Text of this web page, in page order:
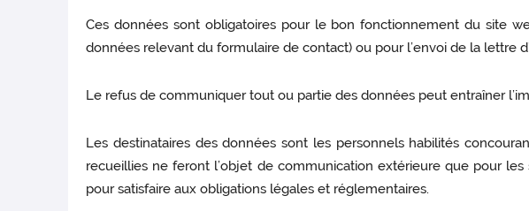
Ces données sont obligatoires pour le bon fonctionnement du site
données relevant du formulaire de contact) ou pour l’envoi de la lettre
Le refus de communiquer tout ou partie des données peut entraîner
Les destinataires des données sont les personnels habilités
recueillies ne feront l’objet de communication extérieure que pour
pour satisfaire aux obligations légales et réglementaires.